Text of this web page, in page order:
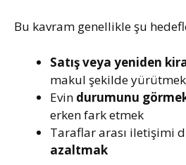
Bu kavram genellikle şu
Satış veya yeniden
makul şekilde yürütmek
Evin durumunu
erken fark etmek
Taraflar arası iletişimi
azaltmak